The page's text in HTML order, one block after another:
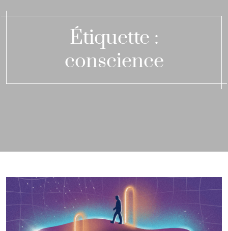
Étiquette :
conscience